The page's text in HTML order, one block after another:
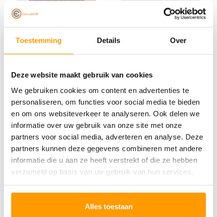
Toestemming Details Over
Deze website maakt gebruik van cookies
We gebruiken cookies om content en advertenties te
personaliseren, om functies voor social media te bieden
en om ons websiteverkeer te analyseren. Ook delen we
informatie over uw gebruik van onze site met onze
partners voor social media, adverteren en analyse. Deze
partners kunnen deze gegevens combineren met andere
informatie die u aan ze heeft verstrekt of die ze hebben
verzameld op basis van uw gebruik van hun services.
Alles toestaan
EURO-LABEL
Envelop Paklijst C-5
225 x 165 mm bedrukt
€45,00
EURO-LABEL
225 x 165 mm blanco
€42,00